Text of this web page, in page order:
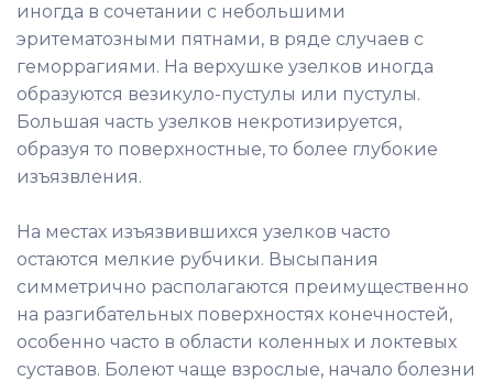
иногда в сочетании с небольшими
эритематозными пятнами, в ряде случаев с
геморрагиями. На верхушке узелков иногда
образуются везикуло-пустулы или пустулы.
Большая часть узелков некротизируется,
образуя то поверхностные, то более глубокие
изъязвления.
На местах изъязвившихся узелков часто
остаются мелкие рубчики. Высыпания
симметрично располагаются преимущественно
на разгибательных поверхностях конечностей,
особенно часто в области коленных и локтевых
суставов. Болеют чаще взрослые, начало болезни